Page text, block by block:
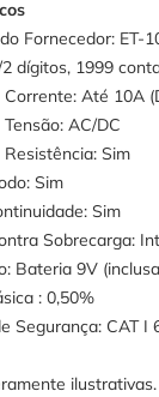
Fornecedor: ET-
dígitos, 1999
Até 10A
AC/DC
Sim
Sim
Sim
Sobrecarga:
Bateria 9V
: 0,50%
Segurança: CAT I
ilustrativas.